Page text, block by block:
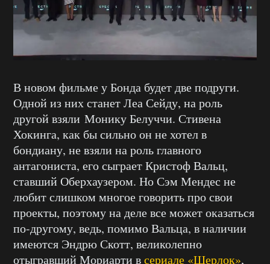
В новом фильме у Бонда будет две подруги.
Одной из них станет Леа Сейду, на роль
другой взяли Монику Белуччи. Стивена
Хокинга, как бы сильно он не хотел в
бондиану, не взяли на роль главного
антагониста, его сыграет Кристоф Вальц,
ставший Оберхаузером. Но Сэм Мендес не
любит слишком многое говорить про свои
проекты, поэтому на деле все может оказаться
по-другому, ведь, помимо Вальца, в наличии
имеются Эндрю Скотт, великолепно
отыгравший Мориарти всериале «Шерлок»,